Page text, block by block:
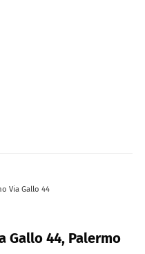
Via Gallo 44
Gallo 44, Palermo